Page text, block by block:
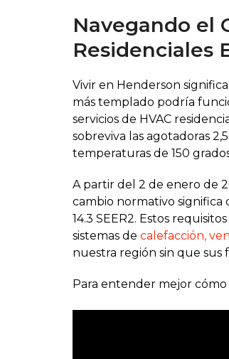
Navegando el
Residenciales
Vivir en Henderson
más templado podría
servicios de HVAC
sobreviva las agotadoras
temperaturas de 150
A partir del 2 de enero de
cambio normativo significa
14.3 SEER2. Estos
sistemas de calefacción,
nuestra región sin que sus
Para entender mejor